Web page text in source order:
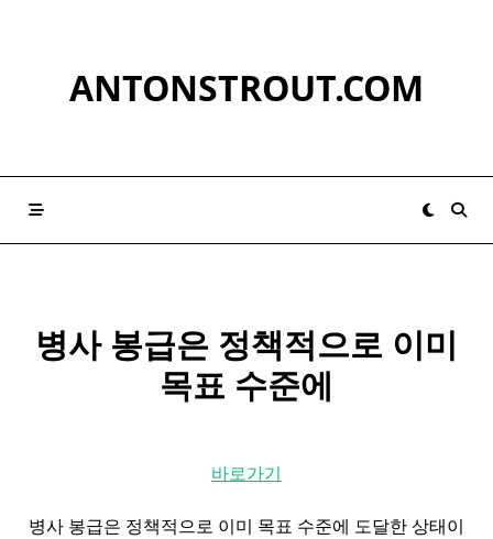
ANTONSTROUT.COM
병사 봉급은 정책적으로 이미
목표 수준에
바로가기
병사 봉급은 정책적으로 이미 목표 수준에 도달한 상태이